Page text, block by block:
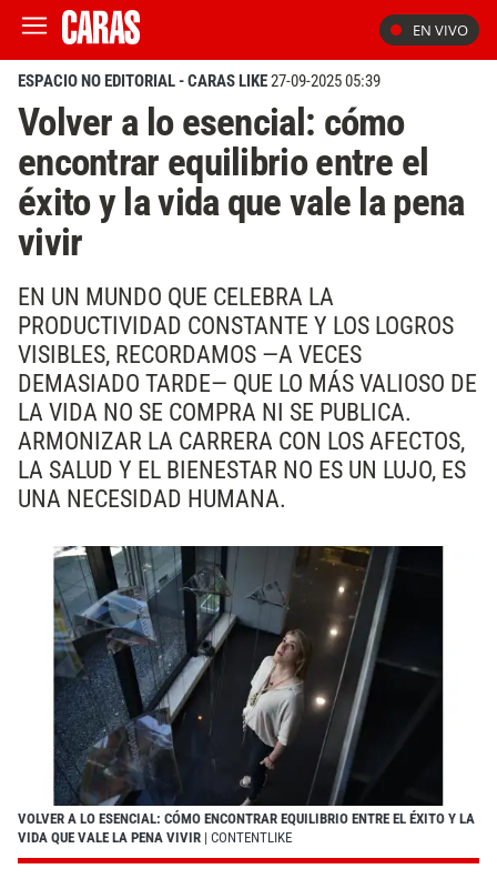
EN VIVO
ESPACIO NO EDITORIAL - CARAS LIKE27-09-2025 05:39
Volver a lo esencial: cómo
encontrar equilibrio entre el
éxito y la vida que vale la pena
vivir
EN UN MUNDO QUE CELEBRA LA
PRODUCTIVIDAD CONSTANTE Y LOS LOGROS
VISIBLES, RECORDAMOS —A VECES
DEMASIADO TARDE— QUE LO MÁS VALIOSO DE
LA VIDA NO SE COMPRA NI SE PUBLICA.
ARMONIZAR LA CARRERA CON LOS AFECTOS,
LA SALUD Y EL BIENESTAR NO ES UN LUJO, ES
UNA NECESIDAD HUMANA.
VOLVER A LO ESENCIAL: CÓMO ENCONTRAR EQUILIBRIO ENTRE EL ÉXITO Y LA
VIDA QUE VALE LA PENA VIVIR | CONTENTLIKE